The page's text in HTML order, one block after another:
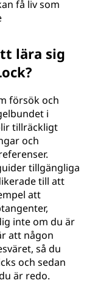
få liv som
lära sig
försök och
i
tillräckligt
och
tillgängliga
till att
att
inte om du är
att någon
så du
och sedan
är redo.